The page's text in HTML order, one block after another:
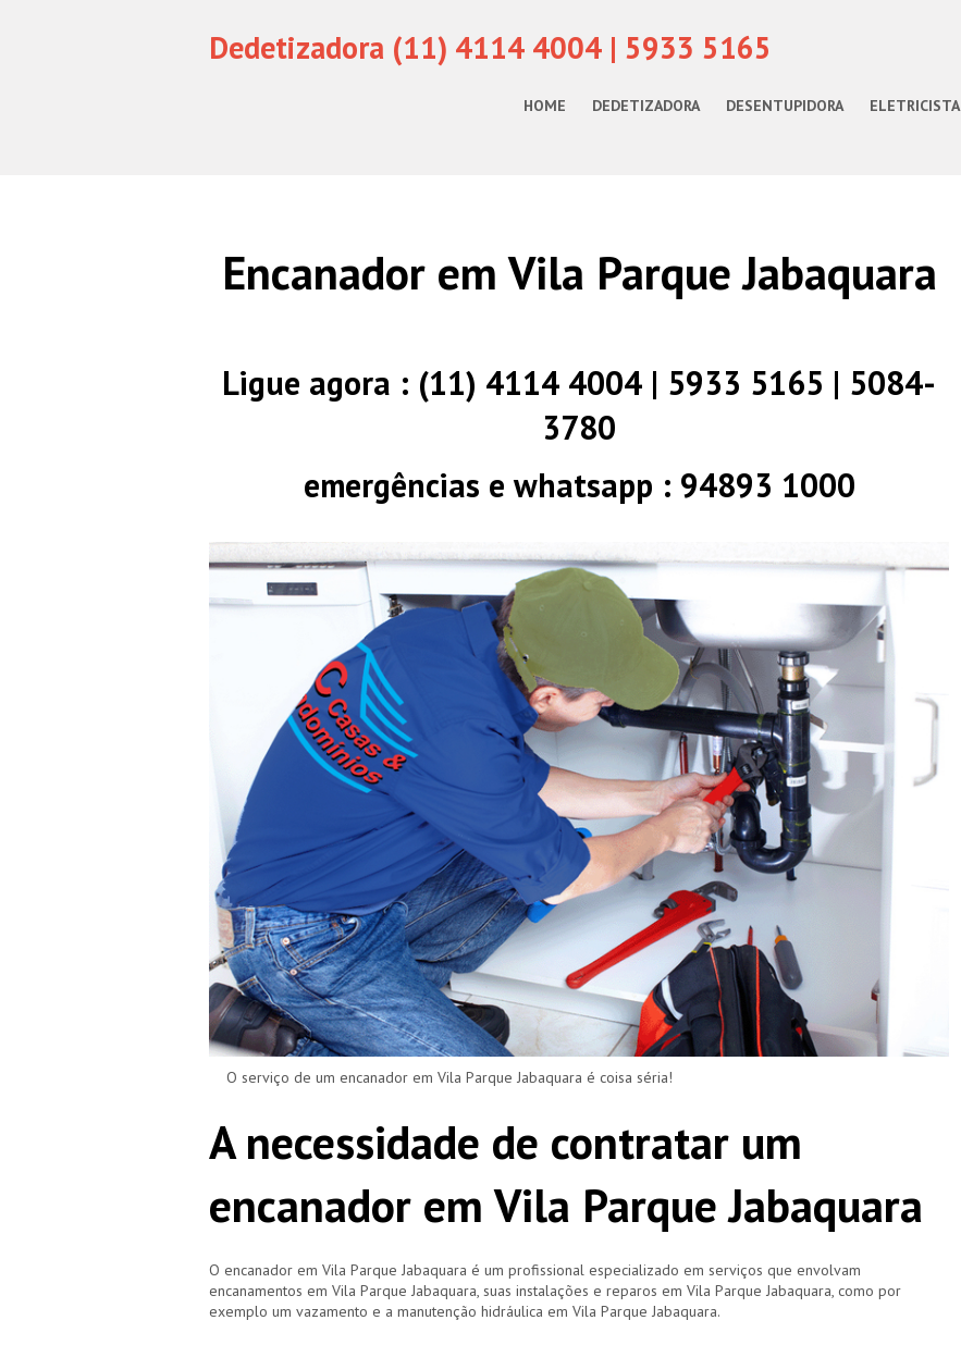
Dedetizadora (11) 4114 4004 | 5933 5165
HOME DEDETIZADORA DESENTUPIDORA ELETRICISTA
Encanador em Vila Parque Jabaquara
Ligue agora : (11) 4114 4004 | 5933 5165 | 5084-
3780
emergências e whatsapp : 94893 1000
O serviço de um encanador em Vila Parque Jabaquara é coisa séria!
A necessidade de contratar um
encanador em Vila Parque Jabaquara
O encanador em Vila Parque Jabaquara é um profissional especializado em serviços que envolvam
encanamentos em Vila Parque Jabaquara, suas instalações e reparos em Vila Parque Jabaquara, como por
exemplo um vazamento e a manutenção hidráulica em Vila Parque Jabaquara.